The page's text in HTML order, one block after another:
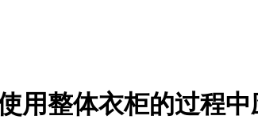
用整体衣柜的过程